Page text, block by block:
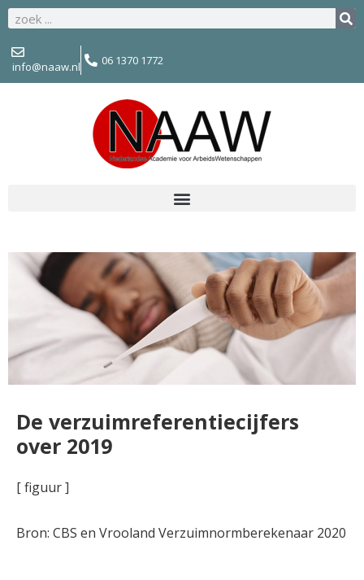
info@naaw.nl 06 1370 1772
De verzuimreferentiecijfers
over 2019
[ figuur ]
Bron: CBS en Vrooland Verzuimnormberekenaar 2020